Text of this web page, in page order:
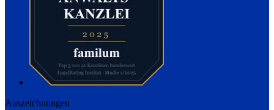
Auszeichnungen